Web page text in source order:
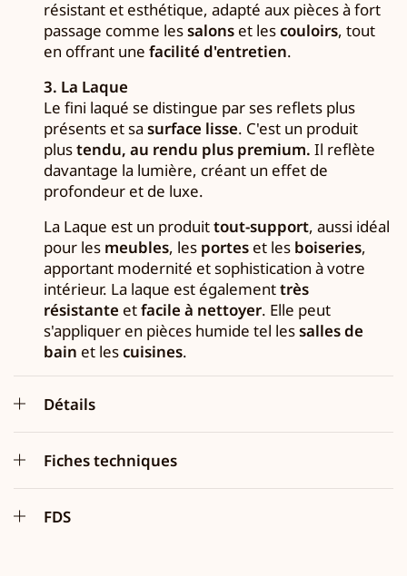
résistant et esthétique, adapté aux pièces à fort
passage comme lessalons et lescouloirs, tout
en offrant une facilité d'entretien.
3. La Laque
Le fini laqué se distingue par ses reflets plus
présents et sa surface lisse. C'est un produit
plustendu, au rendu plus premium. Il reflète
davantage la lumière, créant un effet de
profondeur et de luxe.
La Laque est un produittout-support, aussi idéal
pour les meubles, les portes et les boiseries,
apportant modernité et sophistication à votre
intérieur. La laque est égalementtrès
résistante etfacile à nettoyer. Elle peut
s'appliquer en pièces humide tel lessalles de
bain et lescuisines.
Détails
Fiches techniques
FDS